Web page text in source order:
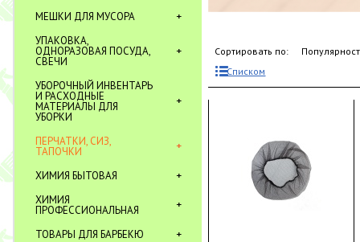
МЕШКИ ДЛЯ МУСОРА
УПАКОВКА,
ОДНОРАЗОВАЯ ПОСУДА,
СВЕЧИ
УБОРОЧНЫЙ ИНВЕНТАРЬ
И РАСХОДНЫЕ
МАТЕРИАЛЫ ДЛЯ
УБОРКИ
ПЕРЧАТКИ, СИЗ,
ТАПОЧКИ
ХИМИЯ БЫТОВАЯ
ХИМИЯ
ПРОФЕССИОНАЛЬНАЯ
ТОВАРЫ ДЛЯ БАРБЕКЮ
Сортировать по:
Списком